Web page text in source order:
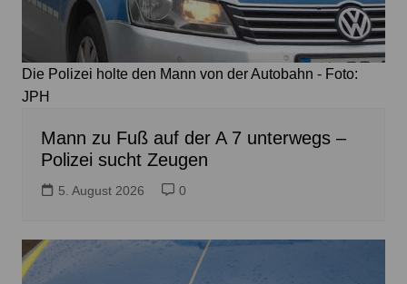
Die Polizei holte den Mann von der Autobahn - Foto:
JPH
Mann zu Fuß auf der A 7 unterwegs –
Polizei sucht Zeugen
5. August 2026 0